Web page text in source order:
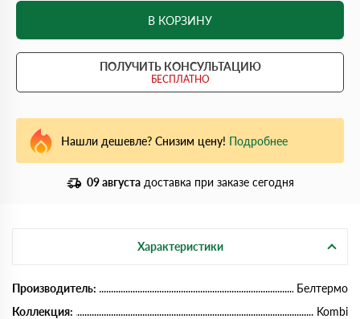
В КОРЗИНУ
ПОЛУЧИТЬ КОНСУЛЬТАЦИЮ
БЕСПЛАТНО
Нашли дешевле? Снизим цену! Подробнее
09 августа доставка при заказе сегодня
Характеристики
Производитель:
Белтермо
Коллекция:
Kombi